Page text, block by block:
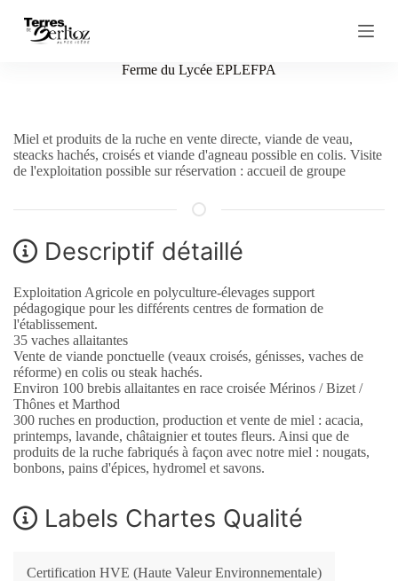
P
c
o
n
e
u
Ferme du Lycée EPLEFPA
Miel et produits de la ruche en vente directe, viande de veau,
steacks hachés, croisés et viande d'agneau possible en colis. Visite
de l'exploitation possible sur réservation : accueil de groupe
Descriptif détaillé
Exploitation Agricole en polyculture-élevages support
pédagogique pour les différents centres de formation de
l'établissement.
35 vaches allaitantes
Vente de viande ponctuelle (veaux croisés, génisses, vaches de
réforme) en colis ou steak hachés.
Environ 100 brebis allaitantes en race croisée Mérinos / Bizet /
Thônes et Marthod
300 ruches en production, production et vente de miel : acacia,
printemps, lavande, châtaignier et toutes fleurs. Ainsi que de
produits de la ruche fabriqués à façon avec notre miel : nougats,
bonbons, pains d'épices, hydromel et savons.
Labels Chartes Qualité
Certification HVE (Haute Valeur Environnementale)